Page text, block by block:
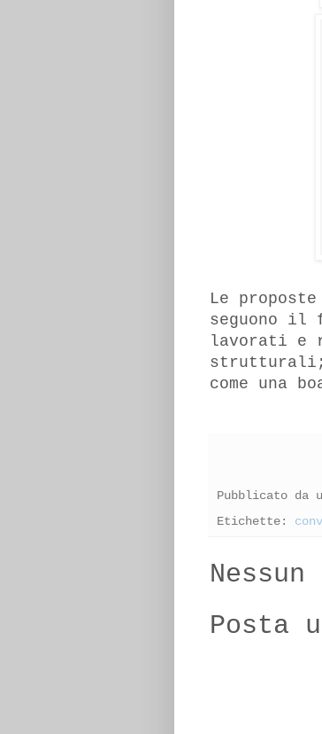
Le
seguono il
lavorati e
strutturali;
come una
Pubblicato da
Etichette:
Nessun
Posta